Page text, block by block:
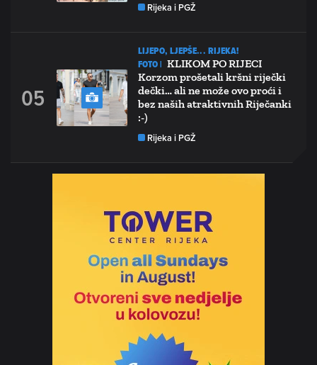
Rijeka i PGŽ
LIJEPO, LJEPŠE... RIJEKA!
FOTO | KLIKOM PO RIJECI
Korzom prošetali kršni riječki
dečki… ali ne može ovo proći i
bez naših atraktivnih Riječanki
:-)
Rijeka i PGŽ